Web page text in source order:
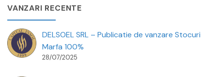
VANZARI RECENTE
DELSOEL SRL – Publicatie de vanzare Stocuri
Marfa 100%
28/07/2025